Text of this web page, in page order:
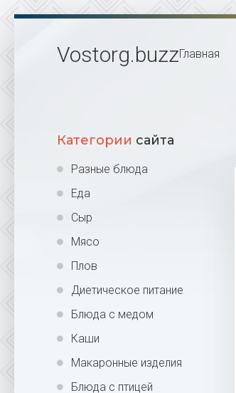
Vostorg.buzzГлавная
Категории сайта
Разные блюда
Еда
Сыр
Мясо
Плов
Диетическое питание
Блюда с медом
Каши
Макаронные изделия
Блюда с птицей